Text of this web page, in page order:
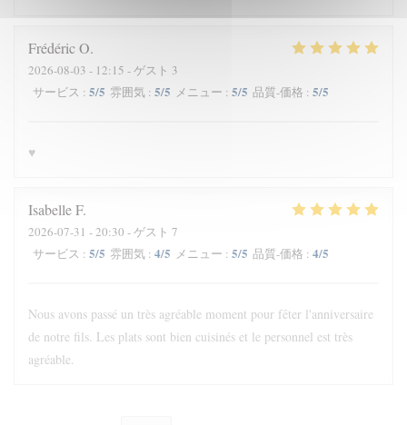
FrédéricO
2026-08-03 - 12:15 - ゲスト 3
サービス : 5/5 雰囲気 : 5/5 メニュー : 5/5 品質-価格 : 5/5
♥️
IsabelleF
2026-07-31 - 20:30 - ゲスト 7
サービス : 5/5 雰囲気 : 4/5 メニュー : 5/5 品質-価格 : 4/5
Nous avons passé un très agréable moment pour fêter l'anniversaire
de notre fils. Les plats sont bien cuisinés et le personnel est très
agréable.